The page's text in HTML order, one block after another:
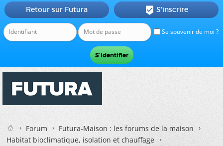
Se souvenir de moi ?
Retour sur Futura  S'inscrire
Forum
Futura-Maison : les forums de la maison
Habitat bioclimatique, isolation et chauffage